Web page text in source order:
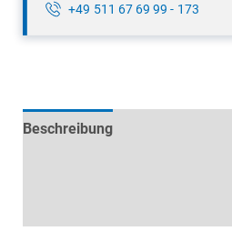
+49 511 67 69 99 - 173
Beschreibung